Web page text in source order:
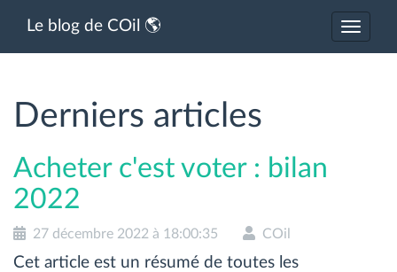
Le blog de COil 🌎
Activer
Derniers articles
Acheter c'est voter : bilan
2022
27 décembre 2022 à 18:00:35 COil
Cet article est un résumé de toutes les